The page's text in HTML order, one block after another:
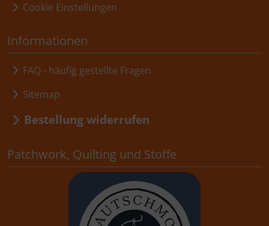
Cookie Einstellungen
Informationen
FAQ - häufig gestellte Fragen
Sitemap
Bestellung widerrufen
Patchwork, Quilting und Stoffe